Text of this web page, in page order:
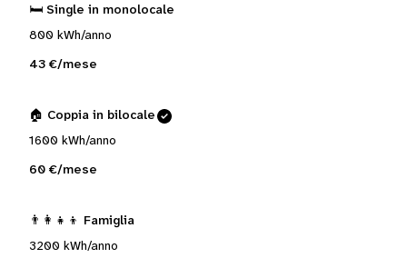
🛏️ Single in monolocale
800 kWh/anno
43 €/mese
🏠 Coppia in bilocale
1600 kWh/anno
60 €/mese
👨‍👩‍👧‍👦 Famiglia
3200 kWh/anno